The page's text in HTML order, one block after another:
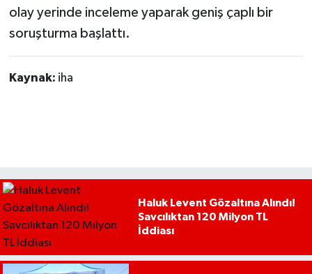
olay yerinde inceleme yaparak geniş çaplı bir
soruşturma başlattı.
Kaynak: iha
Haluk Levent Gözaltına Alındı!
Savcılıktan 120 Milyon TL
İddiası